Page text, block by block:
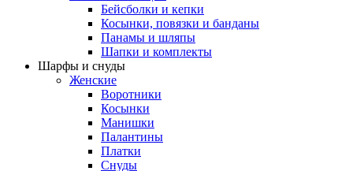
Бейсболки и кепки
Косынки, повязки и банданы
Панамы и шляпы
Шапки и комплекты
Шарфы и снуды
Женские
Воротники
Косынки
Манишки
Палантины
Платки
Снуды